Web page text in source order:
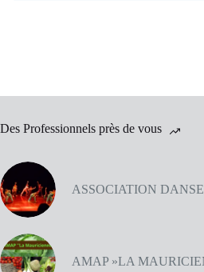
Des Professionnels près de vous
ASSOCIATION
AMAP »LA